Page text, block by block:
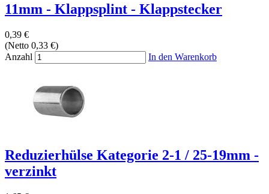
11mm - Klappsplint - Klappstecker
0,39 €
(Netto 0,33 €)
Anzahl
In den Warenkorb
Reduzierhülse Kategorie 2-1 / 25-19mm -
verzinkt